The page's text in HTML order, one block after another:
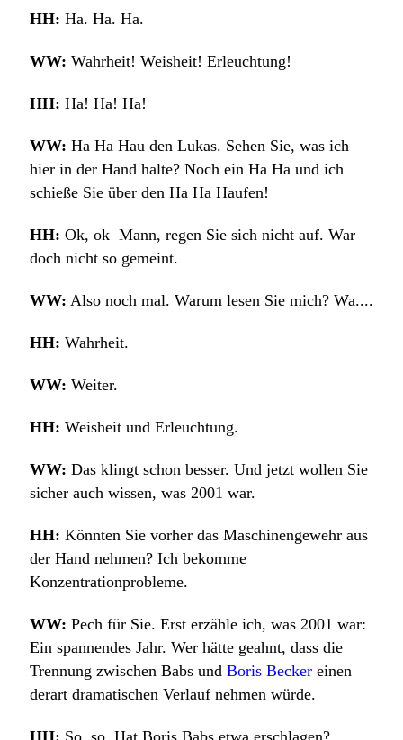
HH: Ha. Ha. Ha.
WW: Wahrheit! Weisheit! Erleuchtung!
HH: Ha! Ha! Ha!
WW: Ha Ha Hau den Lukas. Sehen Sie, was ich
hier in der Hand halte? Noch ein Ha Ha und ich
schieße Sie über den Ha Ha Haufen!
HH: Ok, ok Mann, regen Sie sich nicht auf. War
doch nicht so gemeint.
WW: Also noch mal. Warum lesen Sie mich? Wa....
HH: Wahrheit.
WW: Weiter.
HH: Weisheit und Erleuchtung.
WW: Das klingt schon besser. Und jetzt wollen Sie
sicher auch wissen, was 2001 war.
HH: Könnten Sie vorher das Maschinengewehr aus
der Hand nehmen? Ich bekomme
Konzentrationprobleme.
WW: Pech für Sie. Erst erzähle ich, was 2001 war:
Ein spannendes Jahr. Wer hätte geahnt, dass die
Trennung zwischen Babs und Boris Becker einen
derart dramatischen Verlauf nehmen würde.
HH: So, so. Hat Boris Babs etwa erschlagen?